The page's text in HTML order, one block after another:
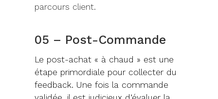
parcours client.
05 – Post-Commande
Le post-achat « à chaud » est une
étape primordiale pour collecter du
feedback. Une fois la commande